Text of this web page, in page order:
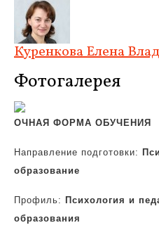
Куренкова Елена
Фотогалерея
ОЧНАЯ ФОРМА ОБУЧЕНИЯ
Направление подготовки:
образование
Профиль: Психология и
образования